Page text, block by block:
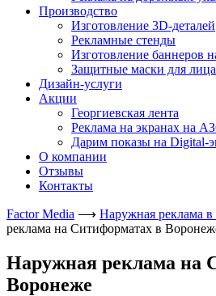
Производство
Изготовление 3D-деталей
Рекламные стенды
Изготовление баннеров
Защитные маски для лица
Дизайн-услуги
Акции
Георгиевская лента
Реклама на экранах на
Дарим показы на Digital-
О компании
Отзывы
Контакты
Factor Media ⟶ Наружная реклама
реклама на Ситиформатах в
Наружная реклама на
Воронеже